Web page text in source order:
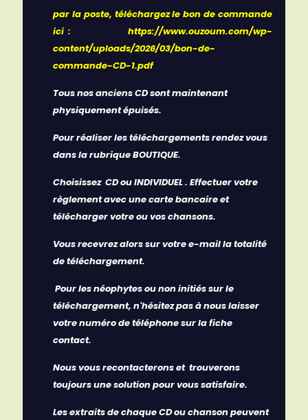
par la poste, téléchargez le bon de commande
ici :
https://www.ouzoum.com/wp-
content/uploads/2026/03/bon-de-
commande-CD-1.pdf
Tous nos anciens CDsont maintenant
physiquement épuisés.
Pour réaliser les téléchargements rendez vous
dans la rubrique BOUTIQUE.
Choisissez CD ou INDIVIDUEL . Effectuer votre
règlement avec une carte bancaire et
télécharger votre ou vos chansons.
Vous recevrez alors sur votre e-mail la totalité
de téléchargement.
Pour les néophytes ou non initiés sur le
téléchargement, n'hésitez pas à nous laisser
votre numéro de téléphone sur la fiche
contact.
Nous vous recontacterons et trouverons
toujours une solution pour vous satisfaire.
Les extraits de chaque CD ou chanson peuvent